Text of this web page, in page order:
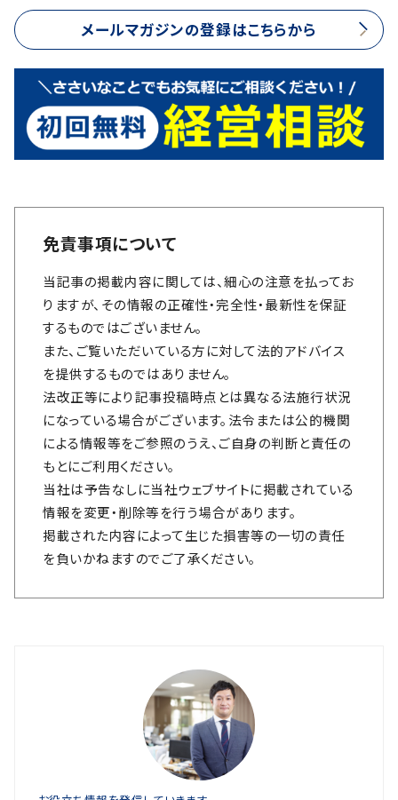
メールマガジンの登録はこちらから
免責事項について
当記事の掲載内容に関しては、細心の注意を払ってお
りますが、その情報の正確性・完全性・最新性を保証
するものではございません。
また、ご覧いただいている方に対して法的アドバイス
を提供するものではありません。
法改正等により記事投稿時点とは異なる法施行状況
になっている場合がございます。法令または公的機関
による情報等をご参照のうえ、ご自身の判断と責任の
もとにご利用ください。
当社は予告なしに当社ウェブサイトに掲載されている
情報を変更・削除等を行う場合があります。
掲載された内容によって生じた損害等の一切の責任
を負いかねますのでご了承ください。